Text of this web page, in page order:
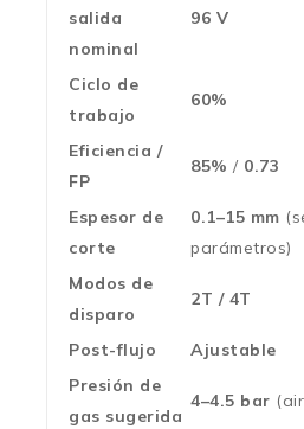
salida
nominal
96 V
Ciclo de
trabajo
60%
Eficiencia /
FP
85% / 0.73
Espesor de
corte
0.1–15 mm
parámetros)
Modos de
disparo
2T / 4T
Post-flujo
Ajustable
Presión de
gas sugerida
4–4.5 bar